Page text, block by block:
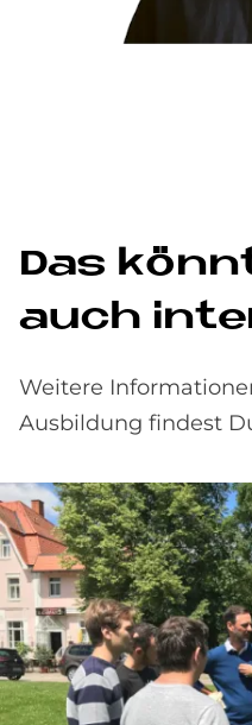
Das
auch
Weitere
Ausbildung findest